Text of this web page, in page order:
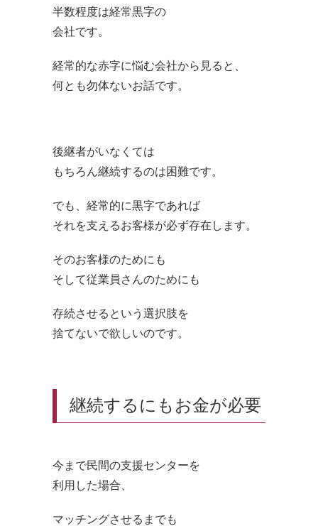
半数程度は経常黒字の
会社です。
経常的な赤字に悩む会社から見ると、
何とも勿体ないお話です。
後継者がいなくては
もちろん継続するのは困難です。
でも、経常的に黒字であれば
それを支えるお客様が必ず存在します。
そのお客様のためにも
そして従業員さんのためにも
存続させるという選択肢を
捨てないで欲しいのです。
継続するにもお金が必要
今まで民間の支援センターを
利用した場合、
マッチングさせるまでも